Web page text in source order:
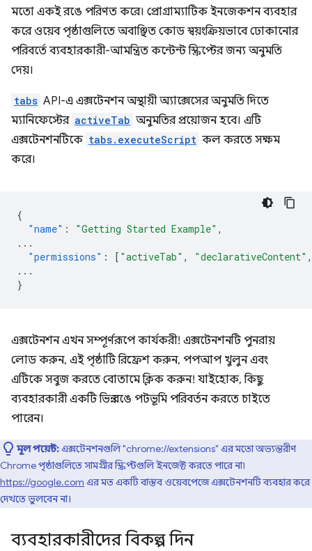
মতো একই রঙে পরিণত করে। প্রোগ্রাম্যাটিক ইনজেকশন ব্যবহার
করে ওয়েব পৃষ্ঠাগুলিতে অবাঞ্ছিত কোড স্বয়ংক্রিয়ভাবে ঢোকানোর
পরিবর্তে ব্যবহারকারী-আমন্ত্রিত কন্টেন্ট স্ক্রিপ্টের জন্য অনুমতি
দেয়।
tabs API-এ এক্সটেনশন অস্থায়ী অ্যাক্সেসের অনুমতি দিতে
ম্যানিফেস্টের activeTab অনুমতির প্রয়োজন হবে। এটি
এক্সটেনশনটিকে tabs.executeScript কল করতে সক্ষম
করে।
{
"name" : "Getting Started Example" ,
...
"permissions" : [ "activeTab" , "declarativeContent" ,
...
}
এক্সটেনশন এখন সম্পূর্ণরূপে কার্যকরী! এক্সটেনশনটি পুনরায়
লোড করুন, এই পৃষ্ঠাটি রিফ্রেশ করুন, পপআপ খুলুন এবং
এটিকে সবুজ করতে বোতামে ক্লিক করুন! যাইহোক, কিছু
ব্যবহারকারী একটি ভিন্ন রঙে পটভূমি পরিবর্তন করতে চাইতে
পারেন।
মূল পয়েন্ট:এক্সটেনশনগুলি "chrome://extensions" এর মতো অভ্যন্তরীণ
Chrome পৃষ্ঠাগুলিতে সামগ্রীর স্ক্রিপ্টগুলি ইনজেক্ট করতে পারে না৷
https://google.com এর মত একটি বাস্তব ওয়েবপেজে এক্সটেনশনটি ব্যবহার করে
দেখতে ভুলবেন না।
ব্যবহারকারীদের বিকল্প দিন